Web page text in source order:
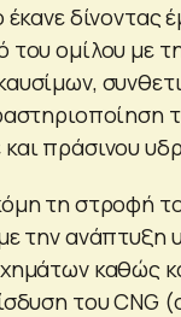
δίνοντας
του ομίλου με
πράσινου
τη στροφή
την
καθώς
του CNG